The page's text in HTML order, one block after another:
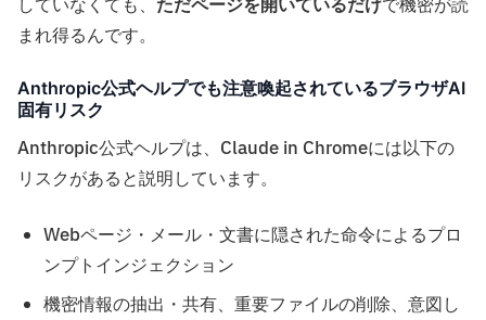
していなくても、 ただページを開いているだけで機密が読
まれ得るんです。
Anthropic公式ヘルプでも注意喚起されているブラウザAI
固有リスク
Anthropic公式ヘルプは、Claude in Chromeには以下の
リスクがあると説明しています。
Webページ・メール・文書に隠された命令によるプロ
ンプトインジェクション
機密情報の抽出・共有、重要ファイルの削除、意図し